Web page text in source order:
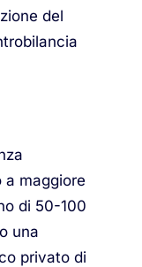
del
a maggiore
di 50-100
una
privato di